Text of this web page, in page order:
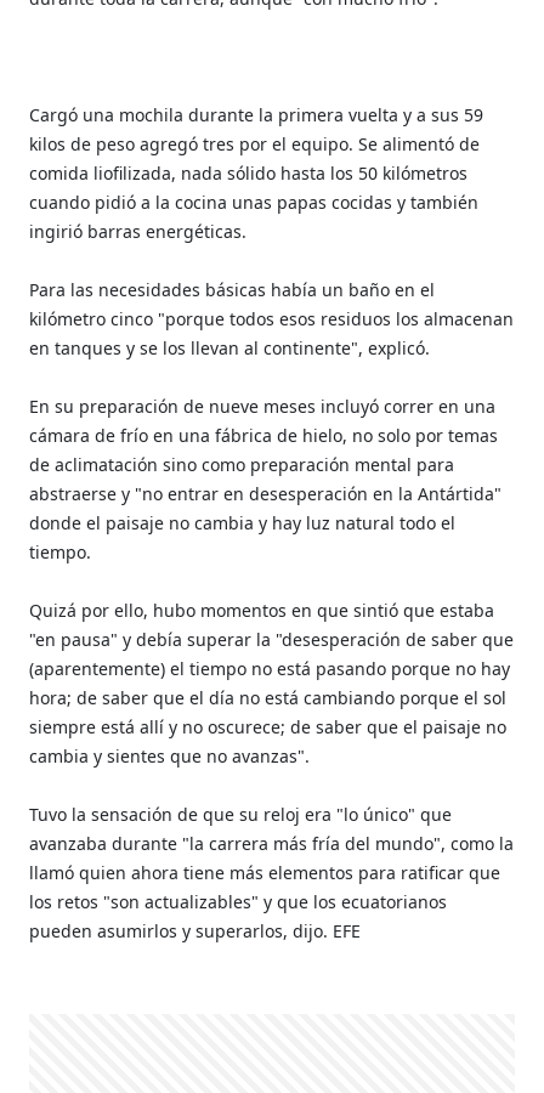
Cargó una mochila durante la primera vuelta y a sus 59
kilos de peso agregó tres por el equipo. Se alimentó de
comida liofilizada, nada sólido hasta los 50 kilómetros
cuando pidió a la cocina unas papas cocidas y también
ingirió barras energéticas.
Para las necesidades básicas había un baño en el
kilómetro cinco "porque todos esos residuos los almacenan
en tanques y se los llevan al continente", explicó.
En su preparación de nueve meses incluyó correr en una
cámara de frío en una fábrica de hielo, no solo por temas
de aclimatación sino como preparación mental para
abstraerse y "no entrar en desesperación en la Antártida"
donde el paisaje no cambia y hay luz natural todo el
tiempo.
Quizá por ello, hubo momentos en que sintió que estaba
"en pausa" y debía superar la "desesperación de saber que
(aparentemente) el tiempo no está pasando porque no hay
hora; de saber que el día no está cambiando porque el sol
siempre está allí y no oscurece; de saber que el paisaje no
cambia y sientes que no avanzas".
Tuvo la sensación de que su reloj era "lo único" que
avanzaba durante "la carrera más fría del mundo", como la
llamó quien ahora tiene más elementos para ratificar que
los retos "son actualizables" y que los ecuatorianos
pueden asumirlos y superarlos, dijo. EFE